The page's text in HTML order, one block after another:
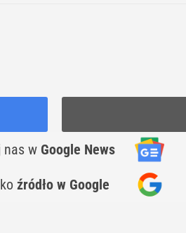
nas w Google News
źródło w Google